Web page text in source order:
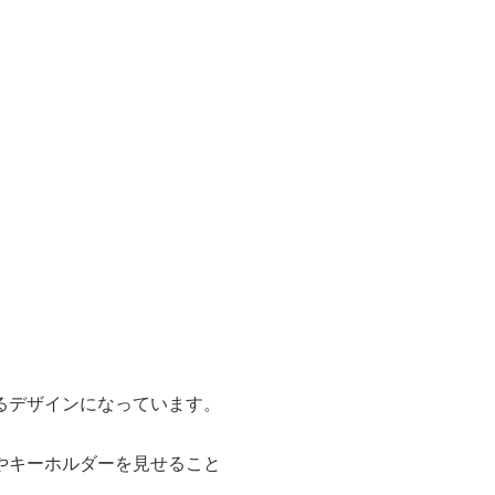
ザインになっています。
ーホルダーを見せること